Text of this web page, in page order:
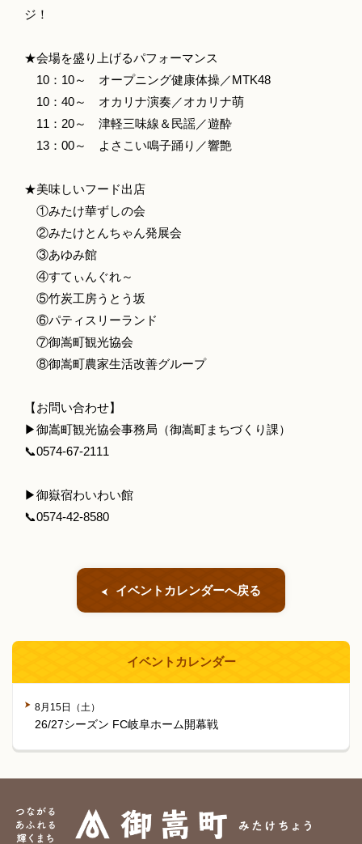
ジ！
★会場を盛り上げるパフォーマンス
10：10～ オープニング健康体操／MTK48
10：40～ オカリナ演奏／オカリナ萌
11：20～ 津軽三味線＆民謡／遊酔
13：00～ よさこい鳴子踊り／響艶
★美味しいフード出店
①みたけ華ずしの会
②みたけとんちゃん発展会
③あゆみ館
④すてぃんぐれ～
⑤竹炭工房うとう坂
⑥パティスリーランド
⑦御嵩町観光協会
⑧御嵩町農家生活改善グループ
【お問い合わせ】
▶御嵩町観光協会事務局（御嵩町まちづくり課）
📞0574-67-2111
▶御嶽宿わいわい館
📞0574-42-8580
イベントカレンダーへ戻る
イベントカレンダー
8月15日（土）
26/27シーズン FC岐阜ホーム開幕戦